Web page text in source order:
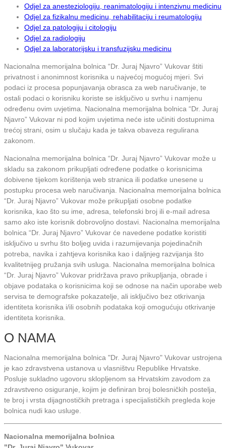
Odjel za anesteziologiju, reanimatologiju i intenzivnu medicinu
Odjel za fizikalnu medicinu, rehabilitaciju i reumatologiju
Odjel za patologiju i citologiju
Odjel za radiologiju
Odjel za laboratorijsku i transfuzijsku medicinu
Nacionalna memorijalna bolnica “Dr. Juraj Njavro” Vukovar štiti
privatnost i anonimnost korisnika u najvećoj mogućoj mjeri. Svi
podaci iz procesa popunjavanja obrasca za web naručivanje, te
ostali podaci o korisniku koriste se isključivo u svrhu i namjenu
određenu ovim uvjetima. Nacionalna memorijalna bolnica “Dr. Juraj
Njavro” Vukovar ni pod kojim uvjetima neće iste učiniti dostupnima
trećoj strani, osim u slučaju kada je takva obaveza regulirana
zakonom.
Nacionalna memorijalna bolnica “Dr. Juraj Njavro” Vukovar može u
skladu sa zakonom prikupljati određene podatke o korisnicima
dobivene tijekom korištenja web stranica ili podatke unesene u
postupku procesa web naručivanja. Nacionalna memorijalna bolnica
“Dr. Juraj Njavro” Vukovar može prikupljati osobne podatke
korisnika, kao što su ime, adresa, telefonski broj ili e-mail adresa
samo ako iste korisnik dobrovoljno dostavi. Nacionalna memorijalna
bolnica “Dr. Juraj Njavro” Vukovar će navedene podatke koristiti
isključivo u svrhu što boljeg uvida i razumijevanja pojedinačnih
potreba, navika i zahtjeva korisnika kao i daljnjeg razvijanja što
kvalitetnijeg pružanja svih usluga. Nacionalna memorijalna bolnica
“Dr. Juraj Njavro” Vukovar pridržava pravo prikupljanja, obrade i
objave podataka o korisnicima koji se odnose na način uporabe web
servisa te demografske pokazatelje, ali isključivo bez otkrivanja
identiteta korisnika i/ili osobnih podataka koji omogućuju otkrivanje
identiteta korisnika.
O NAMA
Nacionalna memorijalna bolnica "Dr. Juraj Njavro" Vukovar ustrojena
je kao zdravstvena ustanova u vlasništvu Republike Hrvatske.
Posluje sukladno ugovoru sklopljenom sa Hrvatskim zavodom za
zdravstveno osiguranje, kojim je definiran broj bolesničkih postelja,
te broj i vrsta dijagnostičkih pretraga i specijalističkih pregleda koje
bolnica nudi kao usluge.
Nacionalna memorijalna bolnica